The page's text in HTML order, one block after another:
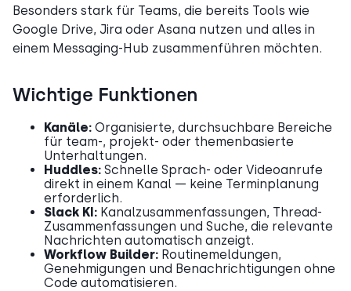
Besonders stark für Teams, die bereits Tools wie
Google Drive, Jira oder Asana nutzen und alles in
einem Messaging-Hub zusammenführen möchten.
Wichtige Funktionen
Kanäle: Organisierte, durchsuchbare Bereiche
für team-, projekt- oder themenbasierte
Unterhaltungen.
Huddles: Schnelle Sprach- oder Videoanrufe
direkt in einem Kanal — keine Terminplanung
erforderlich.
Slack KI: Kanalzusammenfassungen, Thread-
Zusammenfassungen und Suche, die relevante
Nachrichten automatisch anzeigt.
Workflow Builder: Routinemeldungen,
Genehmigungen und Benachrichtigungen ohne
Code automatisieren.